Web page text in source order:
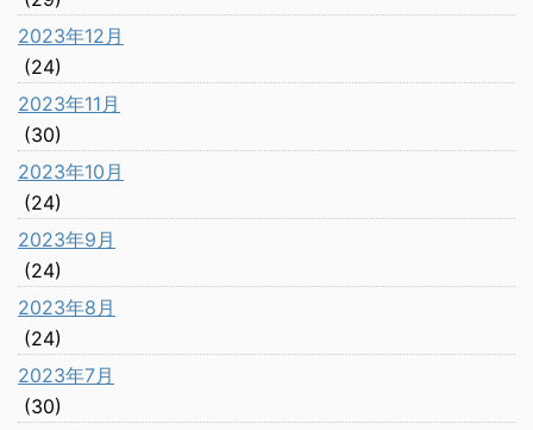
2023年12月
(24)
2023年11月
(30)
2023年10月
(24)
2023年9月
(24)
2023年8月
(24)
2023年7月
(30)